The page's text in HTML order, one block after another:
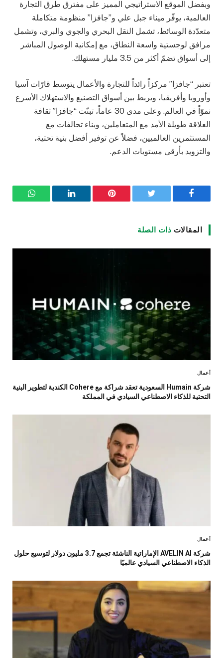
وبفضل الموقع الاستراتيجي المميز على مفترق طرق التجارة
العالمية، يوفّر ميناء جبل علي و”جافزا” منظومة متكاملة
متعدّدة الوسائط، تشمل النقل البحري والجوي والبري، وتشمل
مرافق لوجستية واسعة النطاق، مع إمكانية الوصول المباشر
إلى أسواق تضمّ أكثر من 3.5 مليار مستهلك.
تعتبر “جافزا” مركزاً رائداً للتجارة والأعمال يتوسط قارّات آسيا
وأوروبا وأفريقيا، ويربط بين أسواق التصنيع والاستهلاك الأسرع
نموّاً في العالم. وعلى مدى 30 عاماً، تبنّت “جافزا” ثقافة
العلاقة طويلة الأمد مع المتعاملين، وبناء تحالفات مع
المستثمرين العالميين، فضلاً عن توفير أفضل بنية تحتية،
والتزويد بأرقى مستويات الدعم.
فيسبوك تويتر بينتيريست لينكدإن واتساب
المقالات ذات الصلة
أعمال
شركة Humain السعودية تعقد شراكة مع Cohere الكندية لتطوير البنية
التحتية للذكاء الاصطناعي السيادي في المملكة
أعمال
شركة AVELIN AI الإماراتية الناشئة تجمع 3.7 مليون دولار لتوسيع حلول
الذكاء الاصطناعي السيادي عالميًا